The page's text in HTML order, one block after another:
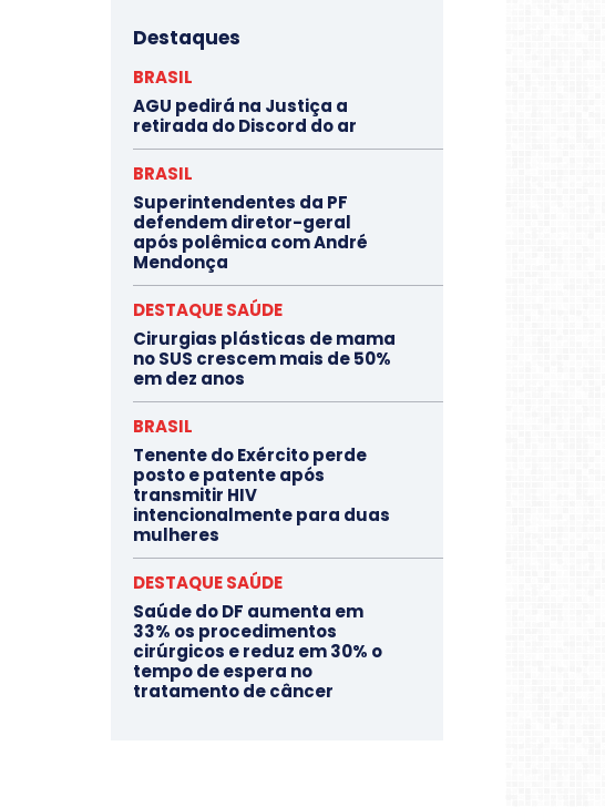
Destaques
BRASIL
AGU pedirá na Justiça a
retirada do Discord do ar
BRASIL
Superintendentes da PF
defendem diretor-geral
após polêmica com André
Mendonça
DESTAQUE SAÚDE
Cirurgias plásticas de mama
no SUS crescem mais de 50%
em dez anos
BRASIL
Tenente do Exército perde
posto e patente após
transmitir HIV
intencionalmente para duas
mulheres
DESTAQUE SAÚDE
Saúde do DF aumenta em
33% os procedimentos
cirúrgicos e reduz em 30% o
tempo de espera no
tratamento de câncer